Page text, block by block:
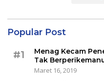
Popular Post
#1
Menag Kecam
Tak
Maret 16, 2019